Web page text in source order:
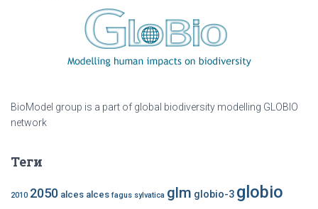
BioModel group is a part of global biodiversity modelling GLOBIO
network
Теги
2010 2050 alces alces fagus sylvatica glm globio-3 globio